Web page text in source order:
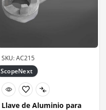
SKU: AC215
ScopeNext
Llave de Aluminio para